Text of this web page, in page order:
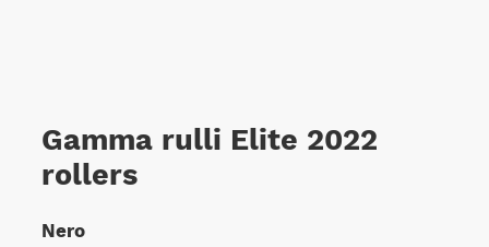
Gamma rulli Elite 2022
rollers
Nero